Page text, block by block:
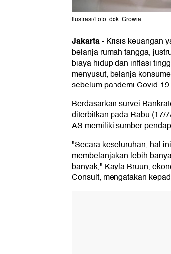
Ilustrasi/Foto: dok. Growia
Jakarta-Krisis keuangan
belanja rumah tangga,
biaya hidup dan inflasi
menyusut, belanja
sebelum pandemi Covid-
Berdasarkan survei
diterbitkan pada Rabu (17/
AS memiliki sumber
"Secara keseluruhan, hal
membelanjakan lebih
banyak," Kayla Bruun,
Consult, mengatakan